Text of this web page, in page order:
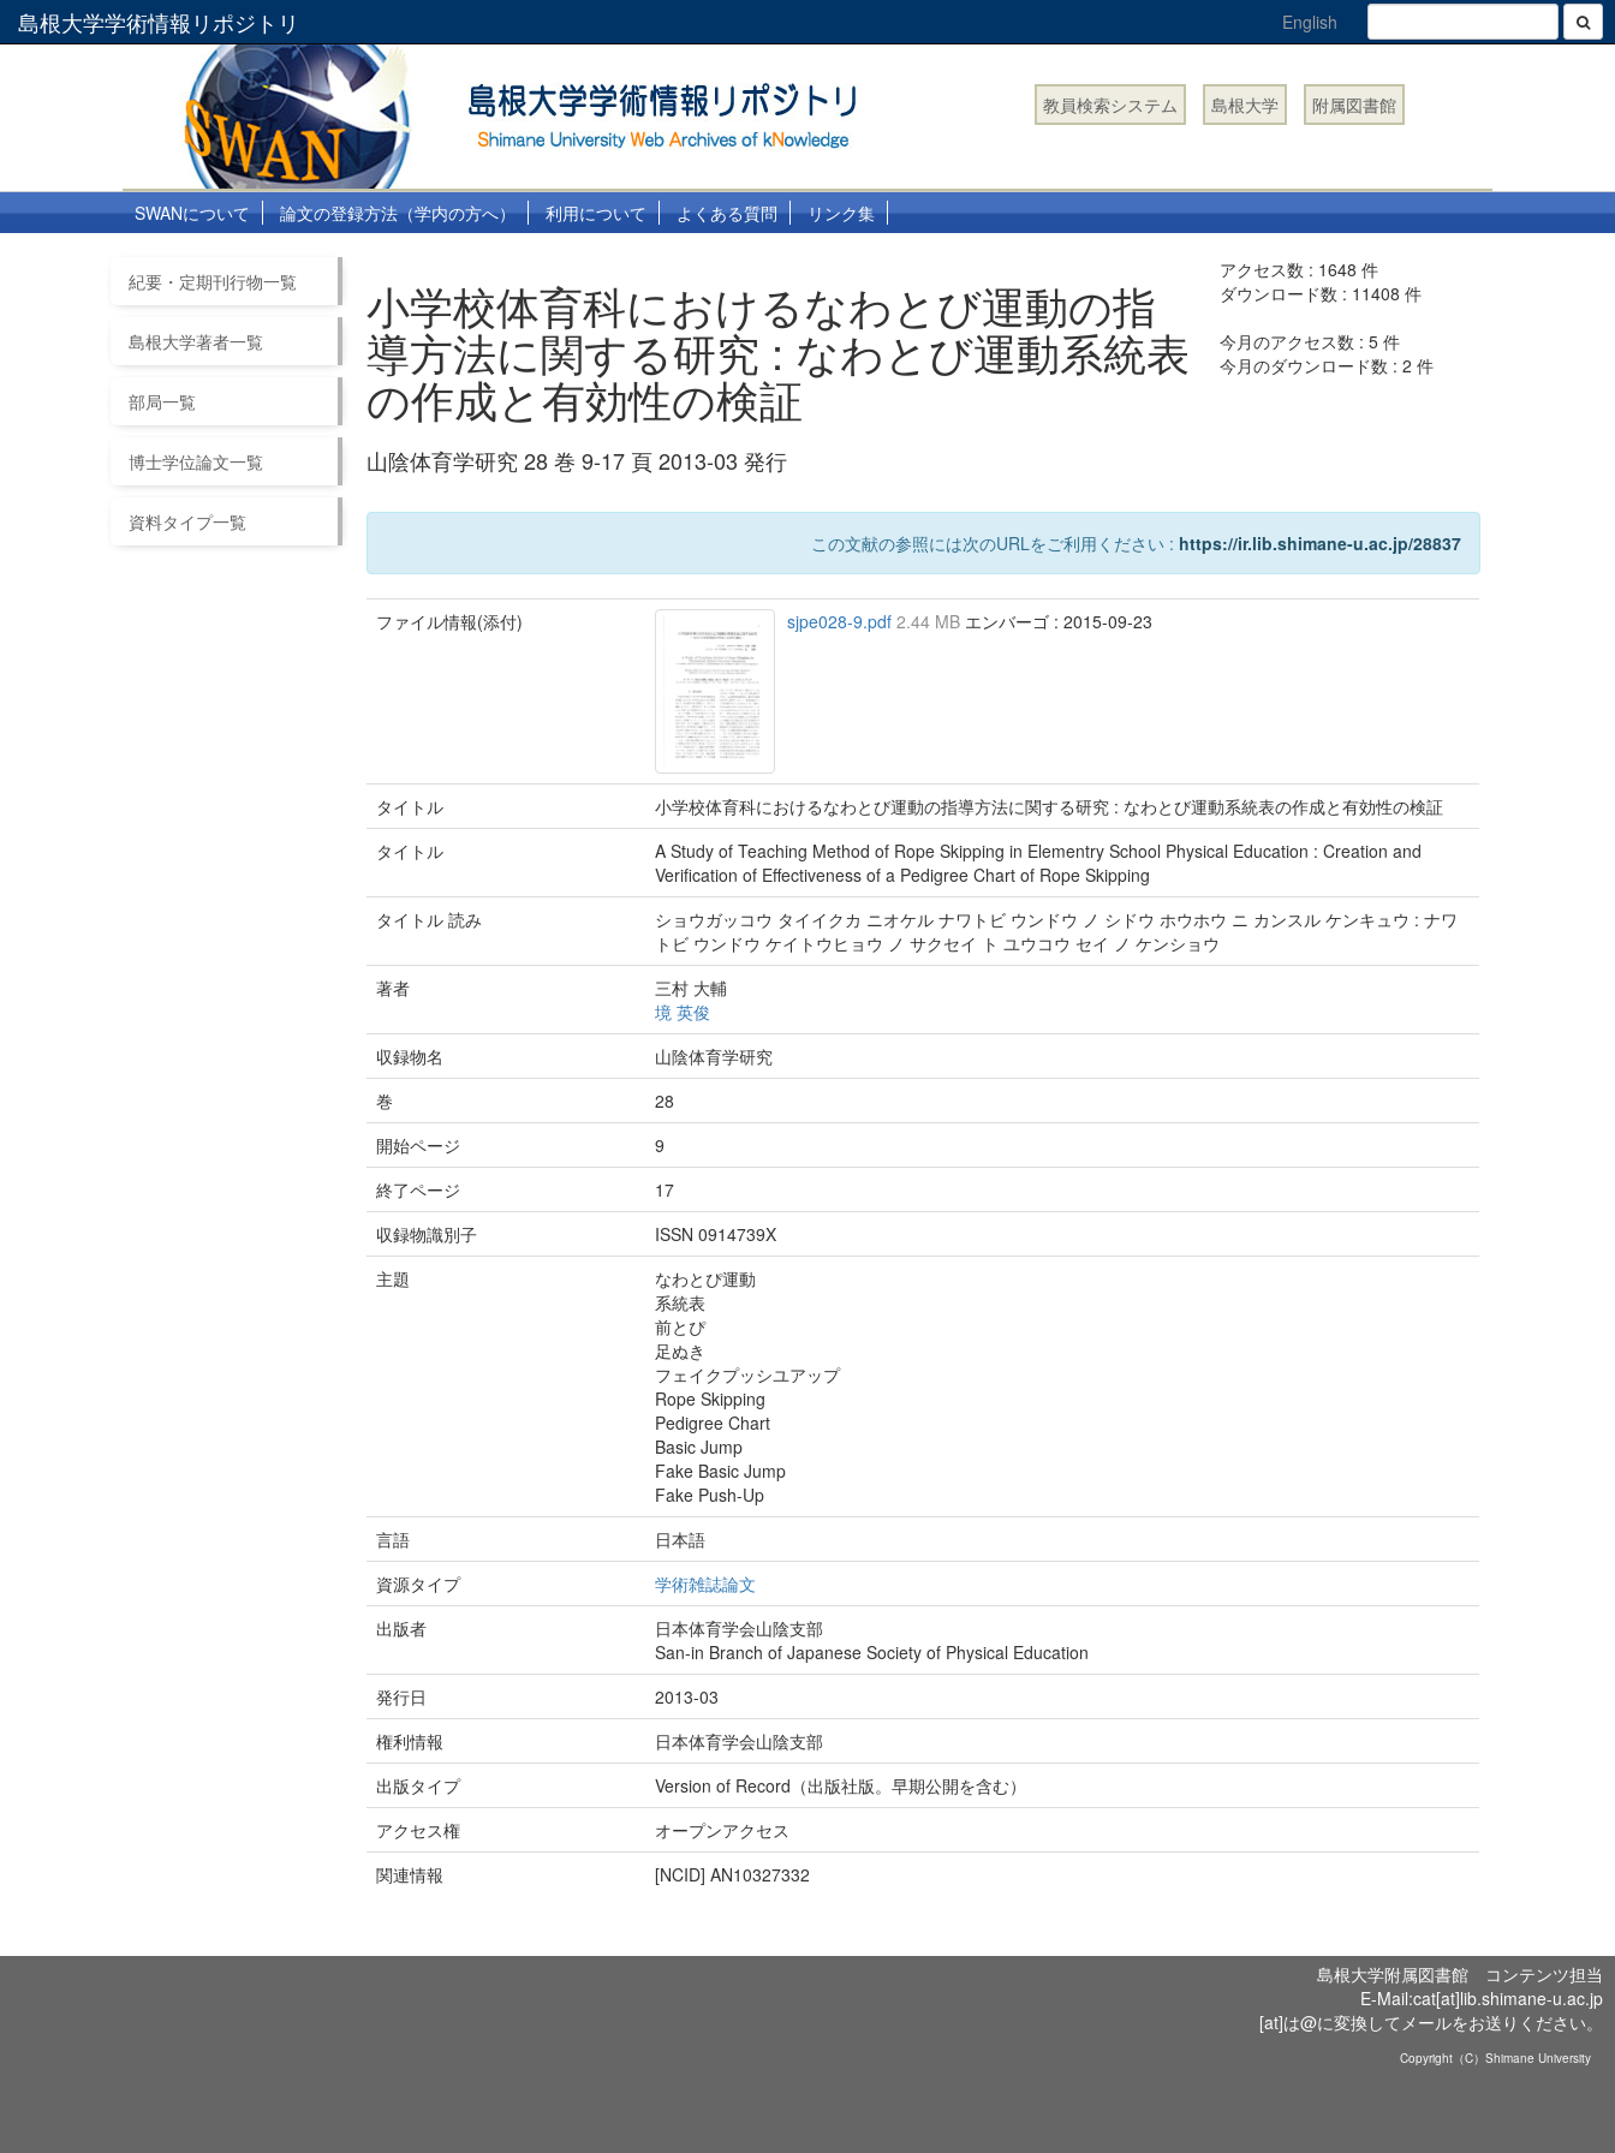
島根大学学術情報リポジトリ English
教員検索システム 島根大学 附属図書館
SWANについて 論文の登録方法（学内の方へ） 利用について よくある質問 リンク集
紀要・定期刊行物一覧
島根大学著者一覧
部局一覧
博士学位論文一覧
資料タイプ一覧
小学校体育科におけるなわとび運動の指
導方法に関する研究 : なわとび運動系統表
の作成と有効性の検証
山陰体育学研究 28 巻 9-17 頁 2013-03 発行
アクセス数 : 1648 件
ダウンロード数 : 11408 件
今月のアクセス数 :5 件
今月のダウンロード数 :2 件
この文献の参照には次のURLをご利用ください : https://ir.lib.shimane-u.ac.jp/28837
ファイル情報(添付) sjpe028-9.pdf2.44 MB エンバーゴ : 2015-09-23
タイトル
小学校体育科におけるなわとび運動の指導方法に関する研究 : なわとび運動系統表の作成と有効性の検証
タイトル
A Study of Teaching Method of Rope Skipping in Elementry School Physical Education : Creation and
Verification of Effectiveness of a Pedigree Chart of Rope Skipping
タイトル 読み
ショウガッコウ タイイクカ ニオケル ナワトビ ウンドウ ノ シドウ ホウホウ ニ カンスル ケンキュウ : ナワ
トビ ウンドウ ケイトウヒョウ ノ サクセイ ト ユウコウ セイ ノ ケンショウ
著者
三村 大輔
境 英俊
収録物名
山陰体育学研究
巻
28
開始ページ
9
終了ページ
17
収録物識別子
ISSN 0914739X
主題
なわとぴ運動
系統表
前とぴ
足ぬき
フェイクプッシユアップ
Rope Skipping
Pedigree Chart
Basic Jump
Fake Basic Jump
Fake Push-Up
言語
日本語
資源タイプ
学術雑誌論文
出版者
日本体育学会山陰支部
San-in Branch of Japanese Society of Physical Education
発行日
2013-03
権利情報
日本体育学会山陰支部
出版タイプ
Version of Record（出版社版。早期公開を含む）
アクセス権
オープンアクセス
関連情報
[NCID] AN10327332
島根大学附属図書館 コンテンツ担当
E-Mail:cat[at]lib.shimane-u.ac.jp
[at]は@に変換してメールをお送りください。
Copyright（C）Shimane University